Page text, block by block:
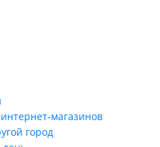
магазинов
город